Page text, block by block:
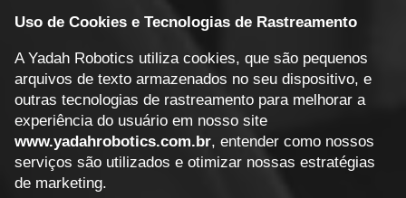
Uso de Cookies e Tecnologias de Rastreamento
A Yadah Robotics utiliza cookies, que são pequenos
arquivos de texto armazenados no seu dispositivo, e
outras tecnologias de rastreamento para melhorar a
experiência do usuário em nosso site
www.yadahrobotics.com.br, entender como nossos
serviços são utilizados e otimizar nossas estratégias
de marketing.